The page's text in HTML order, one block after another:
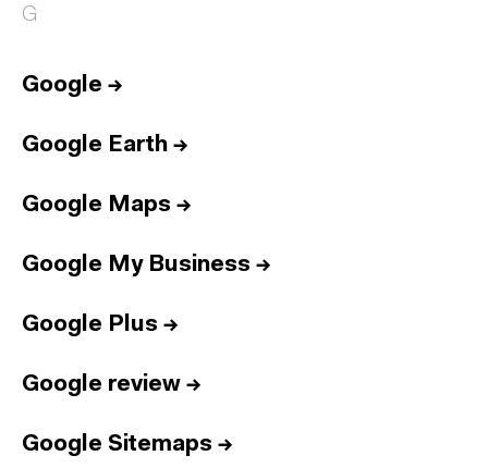
G
Google →
Google Earth →
Google Maps →
Google My Business →
Google Plus →
Google review →
Google Sitemaps →